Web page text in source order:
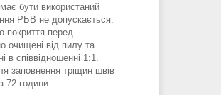
бути використаний
РБВ не допускається.
покриття перед
очищені від пилу та
в співвідношенні 1:1.
заповнення тріщин швів
72 години.